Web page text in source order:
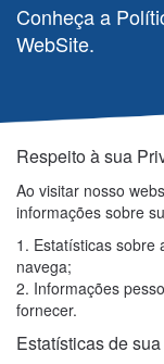
Conheça a
WebSite.
Respeito à sua
Ao visitar nosso
informações sobre
1. Estatísticas sobre
navega;
2. Informações
fornecer.
Estatísticas de